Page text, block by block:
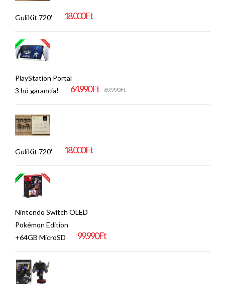
GuliKit 720' 18.000 Ft
PlayStation Portal
3 hó garancia!
64.990 Ft 69.990 Ft
GuliKit 720' 18.000 Ft
Nintendo Switch OLED
Pokémon Edition
+64GB MicroSD
99.990 Ft